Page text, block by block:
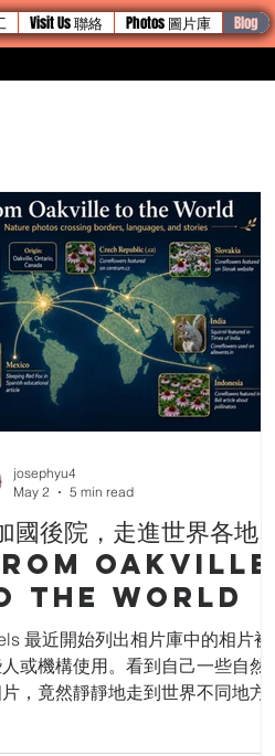
Visit Us 聯絡 Photos 圖片庫 Blog
國後院，走進世界各地
Oakville
the World
最近開始列出相片庫中的相片被
或機構使用。看到自己一些自然生
，竟然靜靜地走到世界不同地方，
josephyu4
May 2
5 min read